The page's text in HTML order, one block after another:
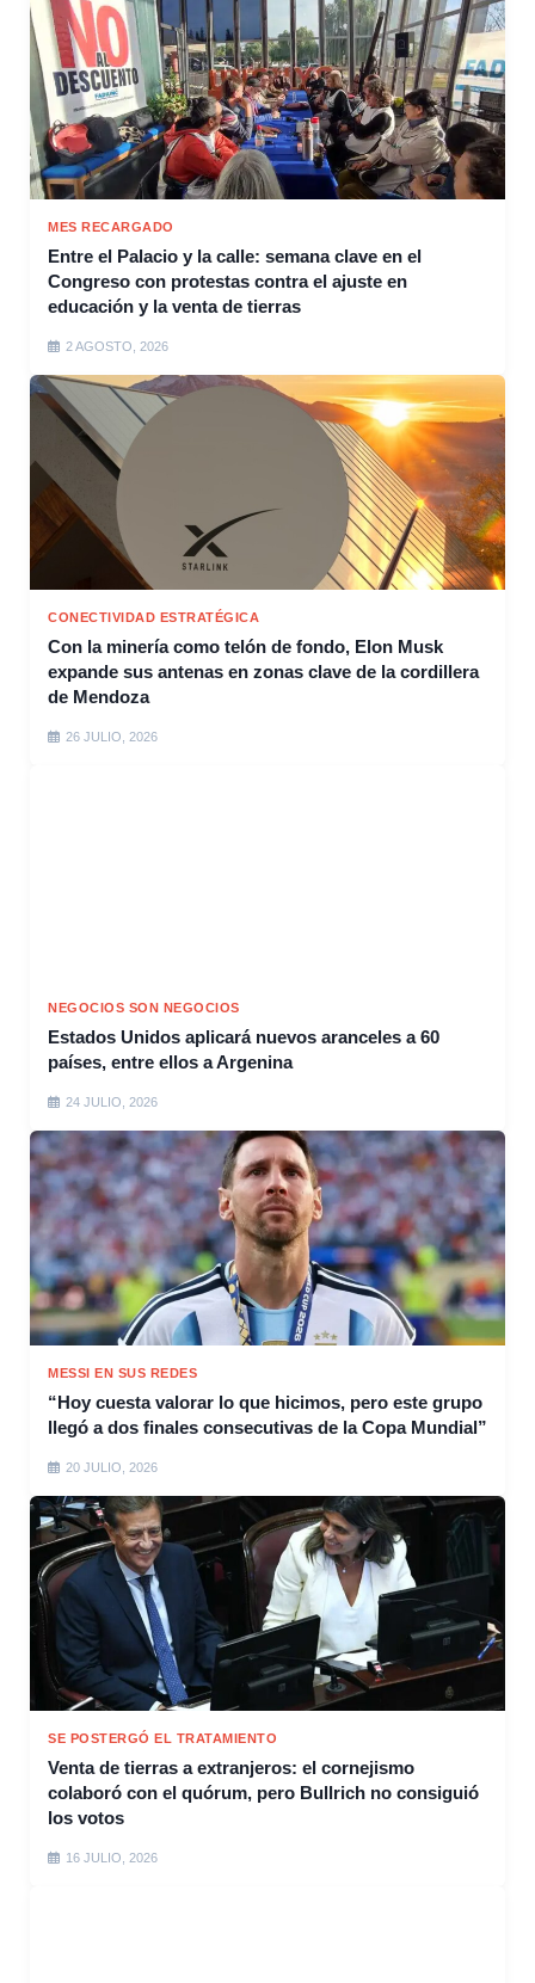
MES RECARGADO
Entre el Palacio y la calle: semana clave en el
Congreso con protestas contra el ajuste en
educación y la venta de tierras
2 AGOSTO, 2026
CONECTIVIDAD ESTRATÉGICA
Con la minería como telón de fondo, Elon Musk
expande sus antenas en zonas clave de la cordillera
de Mendoza
26 JULIO, 2026
NEGOCIOS SON NEGOCIOS
Estados Unidos aplicará nuevos aranceles a 60
países, entre ellos a Argenina
24 JULIO, 2026
MESSI EN SUS REDES
“Hoy cuesta valorar lo que hicimos, pero este grupo
llegó a dos finales consecutivas de la Copa Mundial”
20 JULIO, 2026
SE POSTERGÓ EL TRATAMIENTO
Venta de tierras a extranjeros: el cornejismo
colaboró con el quórum, pero Bullrich no consiguió
los votos
16 JULIO, 2026